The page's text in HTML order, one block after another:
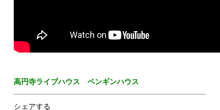
高円寺ライブハウス ペンギンハウス
シェアする